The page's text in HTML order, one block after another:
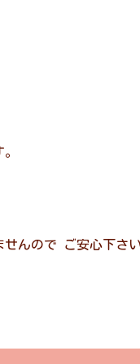
せんので ご安心下さ